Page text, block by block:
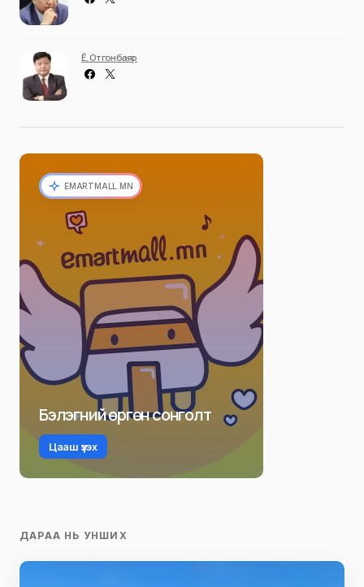
Ё. Отгонбаяр
EMARTMALL.MN
Бэлэгний өргөн сонголт
Цааш үзэх
ДАРАА НЬ УНШИХ